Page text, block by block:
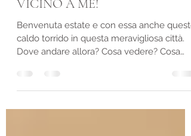
ALTERNATIVA DI BENESSERE
VICINO A ME!
Benvenuta estate e con essa anche questo
fare?...